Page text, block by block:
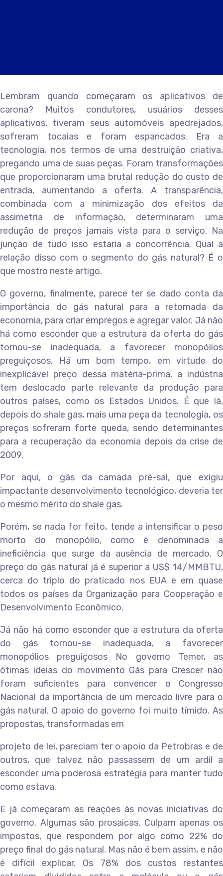
Lembram quando começaram os aplicativos de
carona? Muitos condutores, usuários desses
aplicativos, tiveram seus automóveis apedrejados,
sofreram tocaias e foram espancados. Era a
tecnologia, nos termos de uma destruição criativa,
pregando uma de suas peças. Foram transformações
que proporcionaram uma brutal redução do custo de
entrada, aumentando a oferta. A transparência,
combinada com a minimização dos efeitos da
assimetria de informação, determinaram uma
redução de preços jamais vista para o serviço. Na
junção de tudo isso estaria a concorrência. Qual a
relação disso com o segmento do gás natural? É o
que mostro neste artigo.
O governo, finalmente, parece ter se dado conta da
importância do gás natural para a retomada da
economia, para criar empregos e agregar valor. Já não
há como esconder que a estrutura da oferta do gás
tornou-se inadequada, a favorecer monopólios
preguiçosos. Há um bom tempo, em virtude do
inexplicável preço dessa matéria-prima, a indústria
tem deslocado parte relevante da produção para
outros países, como os Estados Unidos. É que lá,
depois do shale gas, mais uma peça da tecnologia, os
preços sofreram forte queda, sendo determinantes
para a recuperação da economia depois da crise de
2009.
Por aqui, o gás da camada pré-sal, que exigiu
impactante desenvolvimento tecnológico, deveria ter
o mesmo mérito do shale gas.
Porém, se nada for feito, tende a intensificar o peso
morto do monopólio, como é denominada a
ineficiência que surge da ausência de mercado. O
preço do gás natural já é superior a US$ 14/MMBTU,
cerca do triplo do praticado nos EUA e em quase
todos os países da Organização para Cooperação e
Desenvolvimento Econômico.
Já não há como esconder que a estrutura da oferta
do gás tornou-se inadequada, a favorecer
monopólios preguiçosos No governo Temer, as
ótimas ideias do movimento Gás para Crescer não
foram suficientes para convencer o Congresso
Nacional da importância de um mercado livre para o
gás natural. O apoio do governo foi muito tímido. As
propostas, transformadas em
projeto de lei, pareciam ter o apoio da Petrobras e de
outros, que talvez não passassem de um ardil a
esconder uma poderosa estratégia para manter tudo
como estava.
E já começaram as reações às novas iniciativas do
governo. Algumas são prosaicas. Culpam apenas os
impostos, que respondem por algo como 22% do
preço final do gás natural. Mas não é bem assim, e não
é difícil explicar. Os 78% dos custos restantes